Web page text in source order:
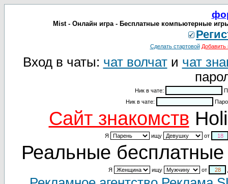
Mist - Онлайн игра - Бесплатные компьютерные
Сделать стартовой Добавить
Вход в чаты: чат волчати чат
Ник в чате:
Ник в чате:
Cайт знакомств
Я ищу от
Реальные бесплатные
Я ищу от